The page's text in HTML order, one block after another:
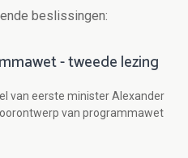
beslissingen:
- tweede lezing
van eerste minister Alexander
van programmawet